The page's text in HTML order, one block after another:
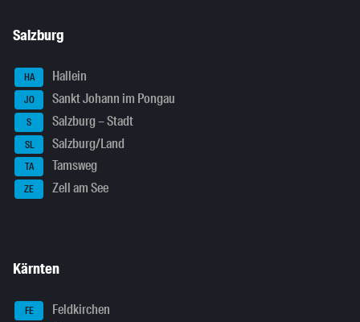
Salzburg
HA Hallein
JO Sankt Johann im Pongau
S Salzburg – Stadt
SL Salzburg/Land
TA Tamsweg
ZE Zell am See
Kärnten
FE Feldkirchen